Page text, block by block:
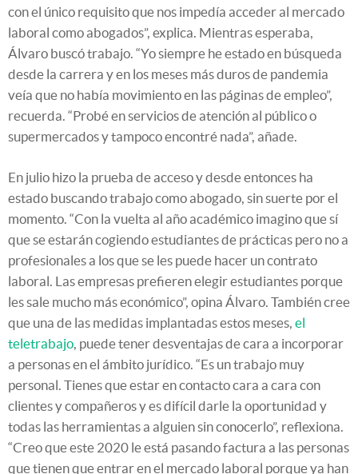
con el único requisito que nos impedía acceder al mercado
laboral como abogados”, explica. Mientras esperaba,
Álvaro buscó trabajo. “Yo siempre he estado en búsqueda
desde la carrera y en los meses más duros de pandemia
veía que no había movimiento en las páginas de empleo”,
recuerda. “Probé en servicios de atención al público o
supermercados y tampoco encontré nada”, añade.
En julio hizo la prueba de acceso y desde entonces ha
estado buscando trabajo como abogado, sin suerte por el
momento. “Con la vuelta al año académico imagino que sí
que se estarán cogiendo estudiantes de prácticas pero no a
profesionales a los que se les puede hacer un contrato
laboral. Las empresas prefieren elegir estudiantes porque
les sale mucho más económico”, opina Álvaro. También cree
que una de las medidas implantadas estos meses, el
teletrabajo, puede tener desventajas de cara a incorporar
a personas en el ámbito jurídico. “Es un trabajo muy
personal. Tienes que estar en contacto cara a cara con
clientes y compañeros y es difícil darle la oportunidad y
todas las herramientas a alguien sin conocerlo”, reflexiona.
“Creo que este 2020 le está pasando factura a las personas
que tienen que entrar en el mercado laboral porque ya han